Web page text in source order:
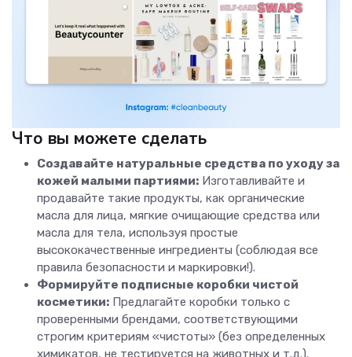
Что вы можете сделать
Создавайте натуральные средства по уходу за
кожей малыми партиями: Изготавливайте и
продавайте такие продукты, как органические
масла для лица, мягкие очищающие средства или
масла для тела, используя простые
высококачественные ингредиенты (соблюдая все
правила безопасности и маркировки!).
Формируйте подписные коробки чистой
косметики: Предлагайте коробки только с
проверенными брендами, соответствующими
строгим критериям «чистоты» (без определенных
химикатов, не тестируется на животных и т.д.).